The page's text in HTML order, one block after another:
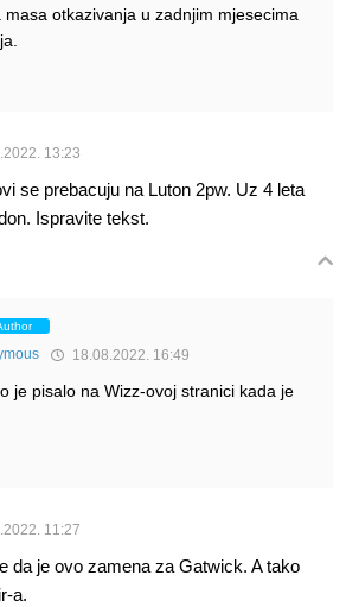
masa otkazivanja u zadnjim mjesecima
13:23
se prebacuju na Luton 2pw. Uz 4 leta
Ispravite tekst.
18.08.2022. 16:49
je pisalo na Wizz-ovoj stranici kada je
11:27
da je ovo zamena za Gatwick. A tako
a.